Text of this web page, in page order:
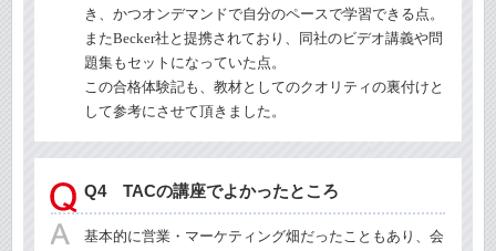
き、かつオンデマンドで自分のペースで学習できる点。
またBecker社と提携されており、同社のビデオ講義や問
題集もセットになっていた点。
この合格体験記も、教材としてのクオリティの裏付けと
して参考にさせて頂きました。
Q4 TACの講座でよかったところ
基本的に営業・マーケティング畑だったこともあり、会